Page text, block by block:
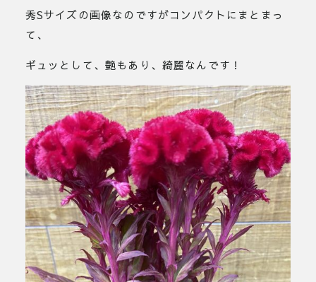
秀Sサイズの画像なのですがコンパクトにまとまっ
て、
ギュッとして、艶もあり、綺麗なんです！